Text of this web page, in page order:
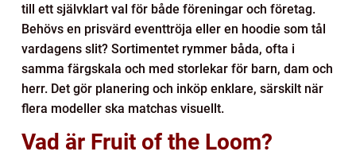
till ett självklart val för både föreningar och företag.
Behövs en prisvärd eventtröja eller en hoodie som tål
vardagens slit? Sortimentet rymmer båda, ofta i
samma färgskala och med storlekar för barn, dam och
herr. Det gör planering och inköp enklare, särskilt när
flera modeller ska matchas visuellt.
Vad är Fruit of the Loom?